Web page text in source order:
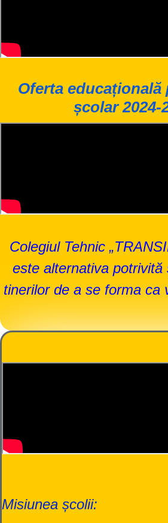
Oferta educațională
școlar 2024-
Colegiul Tehnic
este alternativa potrivită
tinerilor de a se forma ca
Misiunea școlii: